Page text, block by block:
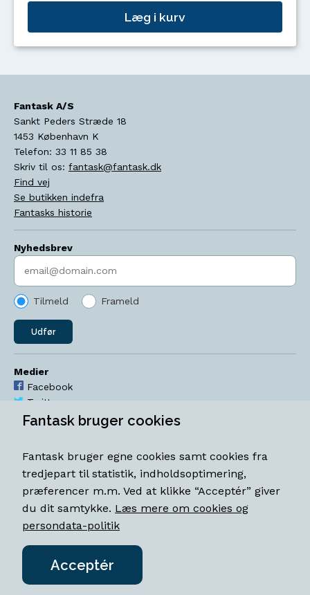
Læg i kurv
Fantask A/S
Sankt Peders Stræde 18
1453 København K
Telefon: 33 11 85 38
Skriv til os: fantask@fantask.dk
Find vej
Se butikken indefra
Fantasks historie
Nyhedsbrev
Indtast søgeord
Tilmeld Frameld
Udfør
Medier
Facebook
Twitter
YouTube
Åbningstider
Mandag-torsdag 11-18
Fredag 11-18.30
Lørdag 11-15
Fantask bruger cookies
Fantask bruger egne cookies samt cookies fra
tredjepart til statistik, indholdsoptimering,
præferencer m.m. Ved at klikke “Acceptér” giver
du dit samtykke. Læs mere om cookies og
persondata-politik
Acceptér